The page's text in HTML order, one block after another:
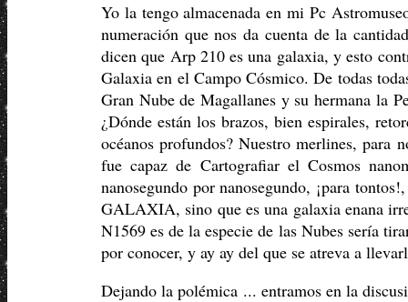
Yo la tengo almacenada en mi Pc
numeración que nos da cuenta de la
dicen que Arp 210 es una galaxia, y esto
Galaxia en el Campo Cósmico. De todas
Gran Nube de Magallanes y su hermana la
¿Dónde están los brazos, bien espirales,
océanos profundos? Nuestro merlines, para
fue capaz de Cartografiar el Cosmos
nanosegundo por nanosegundo, ¡para
GALAXIA, sino que es una galaxia enana
N1569 es de la especie de las Nubes sería
por conocer, y ay ay del que se atreva a
Dejando la polémica ... entramos en la